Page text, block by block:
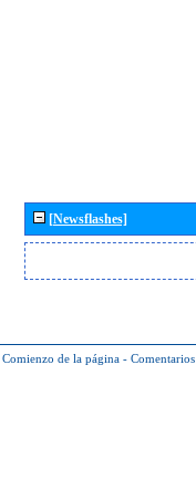
[Newsflashes]
Comienzo de la página - Comentarios